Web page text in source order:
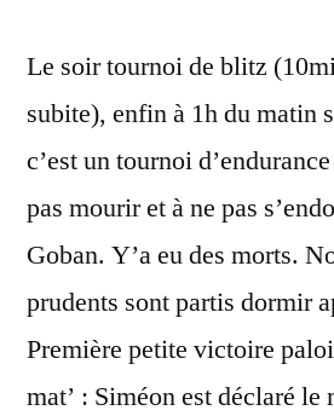
Le soir tournoi de blitz
subite), enfin à 1h du matin
c’est un tournoi
pas mourir et à ne pas
Goban. Y’a eu des morts.
prudents sont partis dormir
Première petite victoire
mat’ : Siméon est déclaré